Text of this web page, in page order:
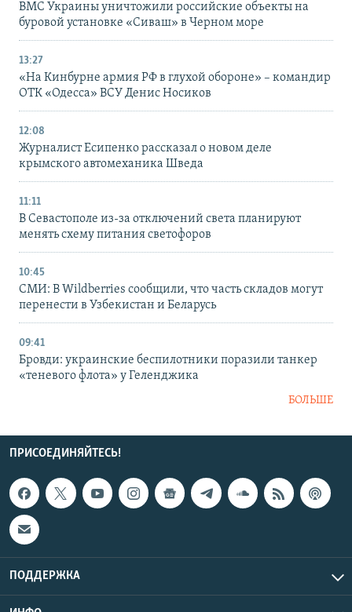
ВМС Украины уничтожили российские объекты на
буровой установке «Сиваш» в Черном море
13:27
«На Кинбурне армия РФ в глухой обороне» – командир
ОТК «Одесса» ВСУ Денис Носиков
12:08
Журналист Есипенко рассказал о новом деле
крымского автомеханика Шведа
11:11
В Севастополе из-за отключений света планируют
менять схему питания светофоров
10:45
СМИ: В Wildberries сообщили, что часть складов могут
перенести в Узбекистан и Беларусь
09:41
Бровди: украинские беспилотники поразили танкер
«теневого флота» у Геленджика
БОЛЬШЕ
ПРИСОЕДИНЯЙТЕСЬ!
ПОДДЕРЖКА